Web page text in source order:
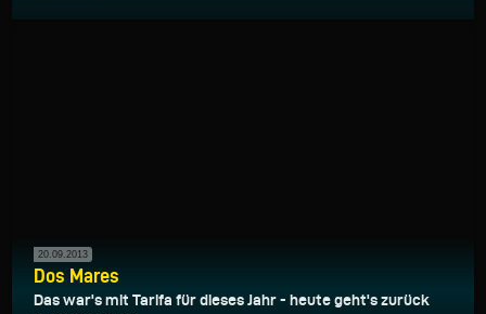
20.09.2013
Dos Mares
Das war's mit Tarifa für dieses Jahr - heute geht's zurück